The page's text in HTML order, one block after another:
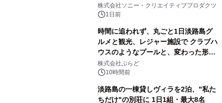
ラボレーション サウナイキタイコラ
ボグッズも発売決定！
株式会社ソニー・クリエイティブプロダクツ
1日前
時間に追われず、丸ごと1日淡路島グ
ルメと観光、レジャー施設で クラブハ
ウスのようなプールと、変わった形の
サウナも 「THE BOXY AWAJI」のお
得な素泊まり連泊プランで
株式会社ぷらど
10時間前
淡路島の一棟貸しヴィラを2泊、"私た
ちだけ"の別荘に 1日1組・最大8名